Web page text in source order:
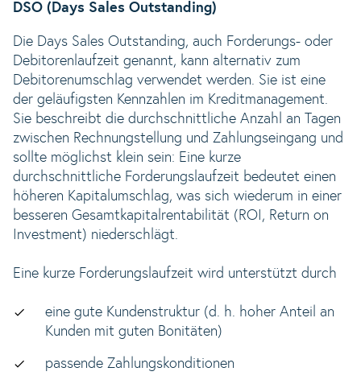
DSO (Days Sales Outstanding)
Die Days Sales Outstanding, auch Forderungs- oder
Debitorenlaufzeit genannt, kann alternativ zum
Debitorenumschlag verwendet werden. Sie ist eine
der geläufigsten Kennzahlen im Kreditmanagement.
Sie beschreibt die durchschnittliche Anzahl an Tagen
zwischen Rechnungstellung und Zahlungseingang und
sollte möglichst klein sein: Eine kurze
durchschnittliche Forderungslaufzeit bedeutet einen
höheren Kapitalumschlag, was sich wiederum in einer
besseren Gesamtkapitalrentabilität (ROI, Return on
Investment) niederschlägt.
Eine kurze Forderungslaufzeit wird unterstützt durch
eine gute Kundenstruktur (d. h. hoher Anteil an
Kunden mit guten Bonitäten)
passende Zahlungskonditionen